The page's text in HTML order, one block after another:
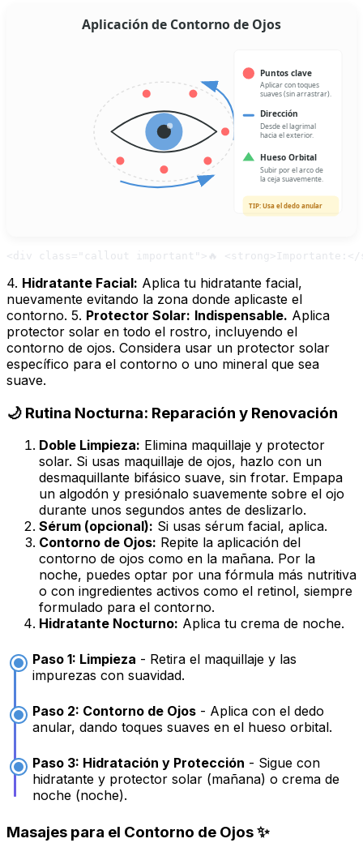
Aplicación de Contorno de Ojos
Puntos clave
Aplicar con toques
suaves (sin arrastrar).
Dirección
Desde el lagrimal
hacia el exterior.
Hueso Orbital
Subir por el arco de
la ceja suavemente.
TIP: Usa el dedo anular
4. Hidratante Facial: Aplica tu hidratante facial,
nuevamente evitando la zona donde aplicaste el
contorno. 5. Protector Solar: Indispensable. Aplica
protector solar en todo el rostro, incluyendo el
contorno de ojos. Considera usar un protector solar
específico para el contorno o uno mineral que sea
suave.
🌙 Rutina Nocturna: Reparación y Renovación
Doble Limpieza: Elimina maquillaje y protector
solar. Si usas maquillaje de ojos, hazlo con un
desmaquillante bifásico suave, sin frotar. Empapa
un algodón y presiónalo suavemente sobre el ojo
durante unos segundos antes de deslizarlo.
Sérum (opcional): Si usas sérum facial, aplica.
Contorno de Ojos: Repite la aplicación del
contorno de ojos como en la mañana. Por la
noche, puedes optar por una fórmula más nutritiva
o con ingredientes activos como el retinol, siempre
formulado para el contorno.
Hidratante Nocturno: Aplica tu crema de noche.
Paso 1: Limpieza - Retira el maquillaje y las
impurezas con suavidad.
Paso 2: Contorno de Ojos - Aplica con el dedo
anular, dando toques suaves en el hueso orbital.
Paso 3: Hidratación y Protección - Sigue con
hidratante y protector solar (mañana) o crema de
noche (noche).
Masajes para el Contorno de Ojos ✨